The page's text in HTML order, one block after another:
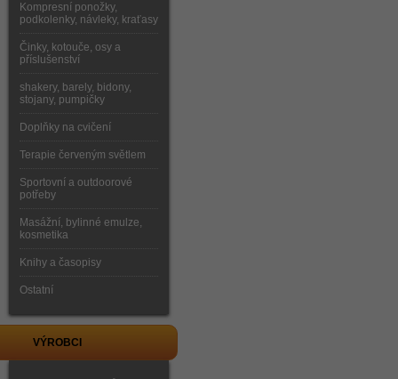
Kompresní ponožky,
podkolenky, návleky, kraťasy
Činky, kotouče, osy a
příslušenství
shakery, barely, bidony,
stojany, pumpičky
Doplňky na cvičení
Terapie červeným světlem
Sportovní a outdoorové
potřeby
Masážní, bylinné emulze,
kosmetika
Knihy a časopisy
Ostatní
VÝROBCI